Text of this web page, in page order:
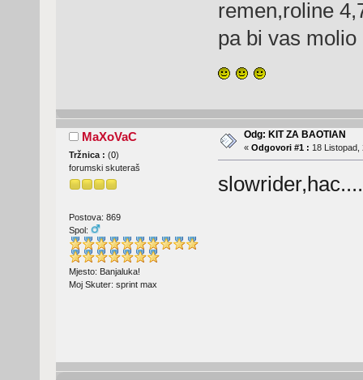
remen,roline
pa bi vas
MaXoVaC
Tržnica : (0)
forumski skuteraš
Postova: 869
Spol:
Mjesto: Banjaluka!
Moj Skuter: sprint max
Odg: KIT ZA BAOTIAN
« Odgovori #1 : 18 Listopad,